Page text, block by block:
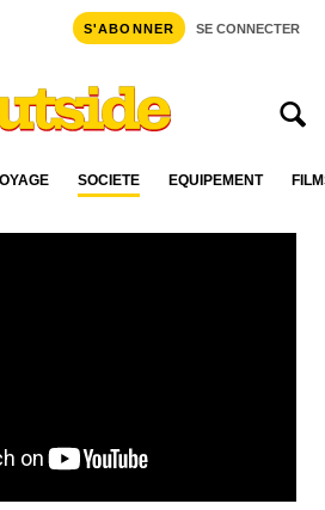
S'ABONNER SE CONNECTER
SOCIÉTÉ ÉQUIPEMENT